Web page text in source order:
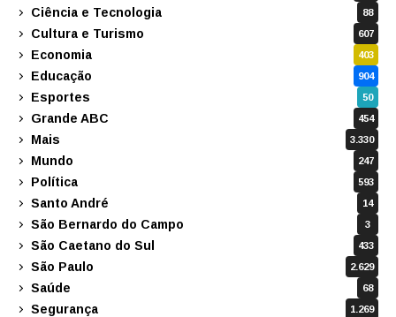
Ciência e Tecnologia 88
Cultura e Turismo 607
Economia 403
Educação 904
Esportes 50
Grande ABC 454
Mais 3.330
Mundo 247
Política 593
Santo André 14
São Bernardo do Campo 3
São Caetano do Sul 433
São Paulo 2.629
Saúde 68
Segurança 1.269